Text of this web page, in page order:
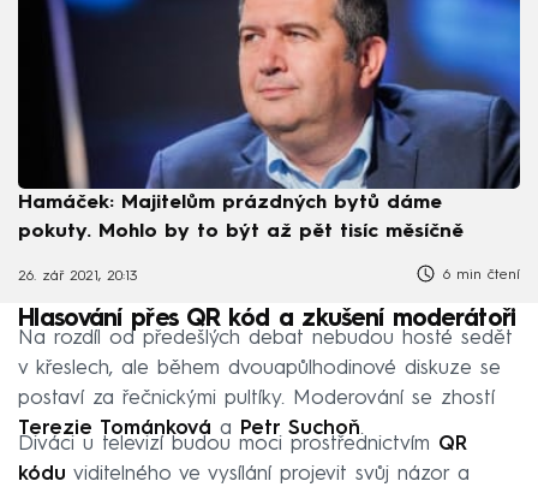
Hamáček: Majitelům prázdných bytů dáme
pokuty. Mohlo by to být až pět tisíc měsíčně
26. zář 2021, 20:13 6 min čtení
Hlasování přes QR kód a zkušení moderátoři
Na rozdíl od předešlých debat nebudou hosté sedět
v křeslech, ale během dvouapůlhodinové diskuze se
postaví za řečnickými pultíky. Moderování se zhostí
Terezie Tománková a Petr Suchoň.
Diváci u televizí budou moci prostřednictvím QR
kódu viditelného ve vysílání projevit svůj názor a